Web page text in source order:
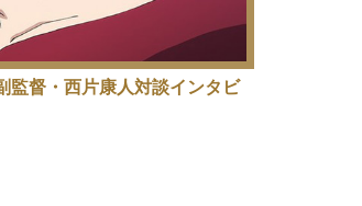
監督・西片康人対談インタビ